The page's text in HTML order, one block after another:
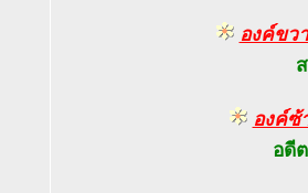
องค์ขวา
องค์ซ้
อดี